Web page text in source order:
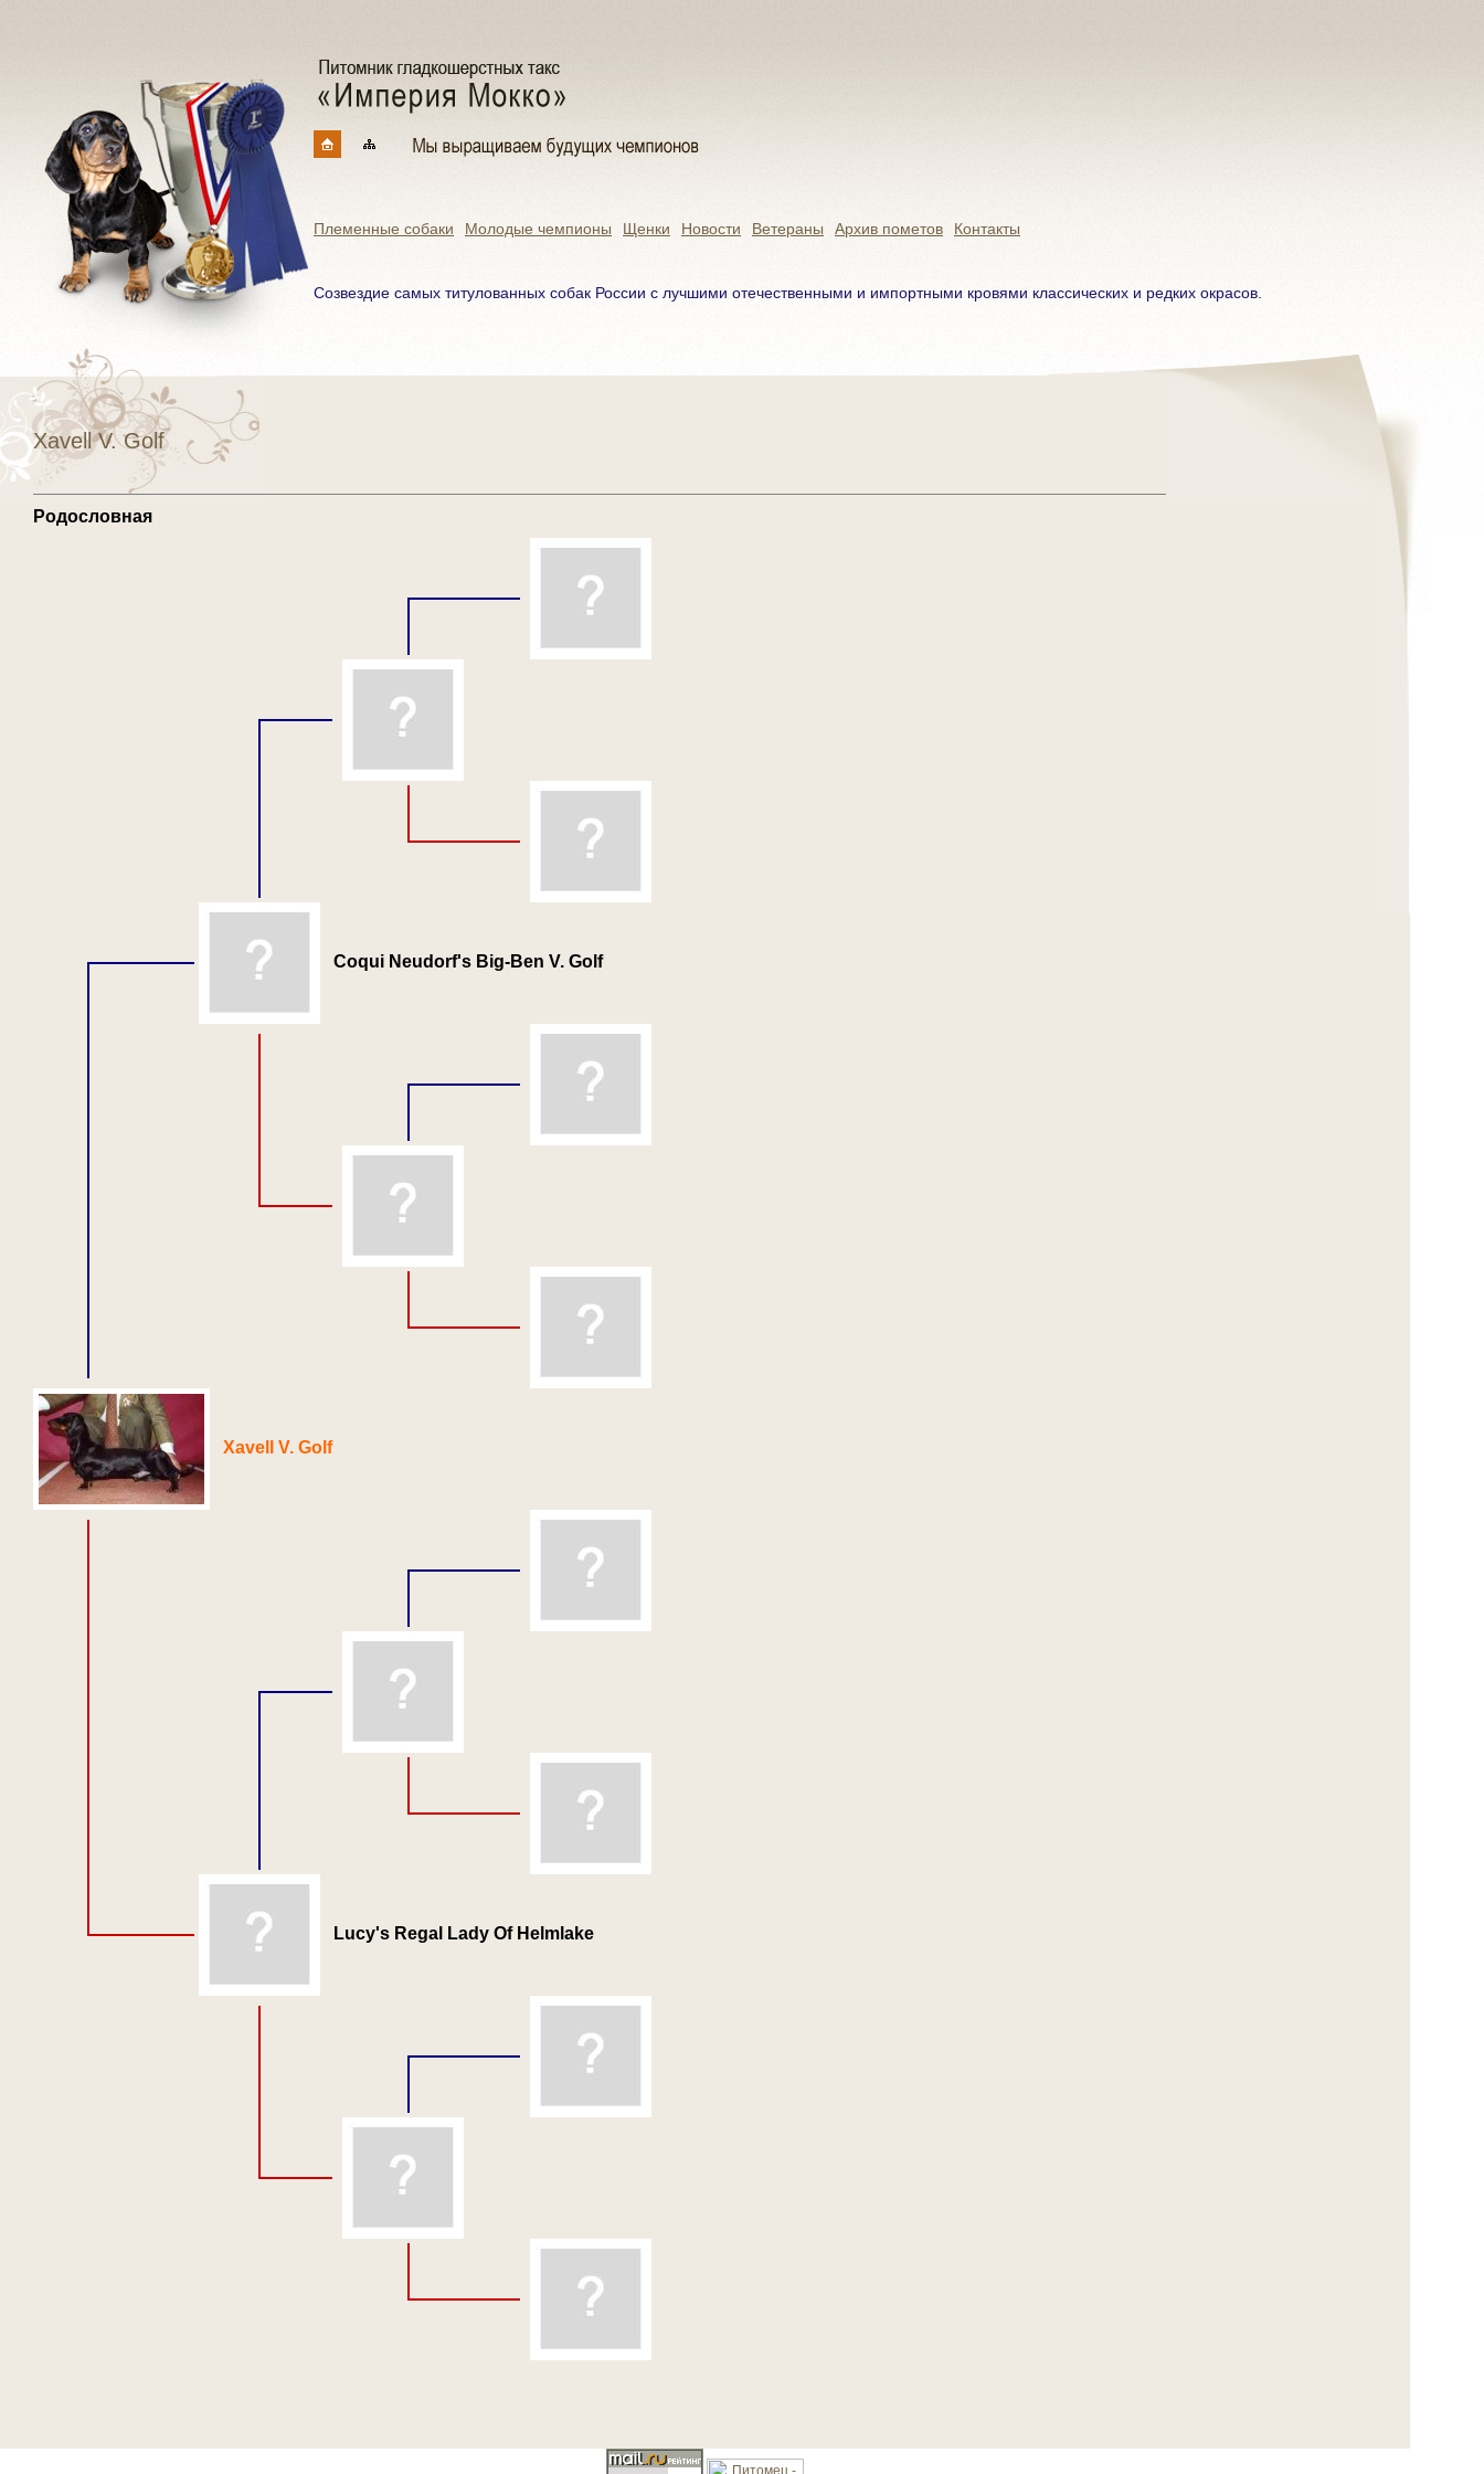
Племенные собаки Молодые чемпионы Щенки Новости Ветераны Архив пометов Контакты
Созвездие самых титулованных собак России с лучшими отечественными и импортными кровями классических и редких окрасов.
Xavell V. Golf
Родословная
Coqui Neudorf's Big-Ben V. Golf
Xavell V. Golf
Lucy's Regal Lady Of Helmlake